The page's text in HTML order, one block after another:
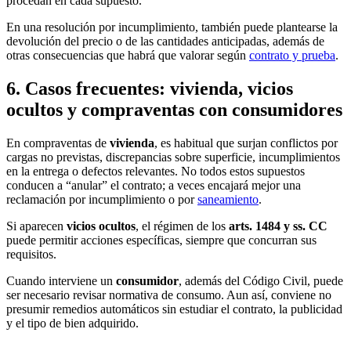
En una resolución por incumplimiento, también puede plantearse la
devolución del precio o de las cantidades anticipadas, además de
otras consecuencias que habrá que valorar según contrato y prueba.
6. Casos frecuentes: vivienda, vicios
ocultos y compraventas con consumidores
En compraventas de vivienda, es habitual que surjan conflictos por
cargas no previstas, discrepancias sobre superficie, incumplimientos
en la entrega o defectos relevantes. No todos estos supuestos
conducen a “anular” el contrato; a veces encajará mejor una
reclamación por incumplimiento o porsaneamiento.
Si aparecen vicios ocultos, el régimen de los arts. 1484 y ss. CC
puede permitir acciones específicas, siempre que concurran sus
requisitos.
Cuando interviene un consumidor, además del Código Civil, puede
ser necesario revisar normativa de consumo. Aun así, conviene no
presumir remedios automáticos sin estudiar el contrato, la publicidad
y el tipo de bien adquirido.